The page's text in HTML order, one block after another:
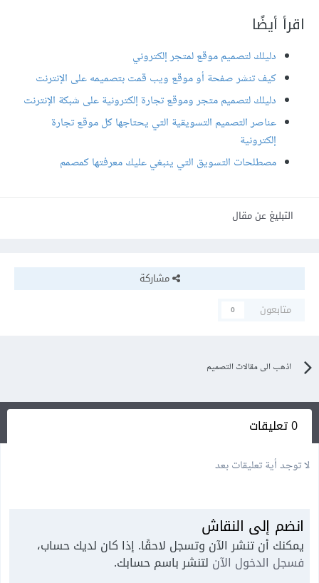
اقرأ أيضًا
دليلك لتصميم موقع لمتجر إلكتروني
كيف تنشر صفحة أو موقع ويب قمت بتصميمه على الإنترنت
دليلك لتصميم متجر وموقع تجارة إلكترونية على شبكة الإنترنت
عناصر التصميم التسويقية التي يحتاجها كل موقع تجارة
إلكترونية
مصطلحات التسويق التي ينبغي عليك معرفتها كمصمم
التبليغ عن مقال
مشاركة
متابعون
0
اذهب الى مقالات التصميم
0 تعليقات
لا توجد أية تعليقات بعد
انضم إلى النقاش
يمكنك أن تنشر الآن وتسجل لاحقًا. إذا كان لديك حساب،
فسجل الدخول الآن لتنشر باسم حسابك.